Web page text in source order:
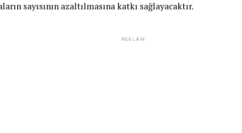
sayısının azaltılmasına katkı sağlayacaktır.
REKLAM